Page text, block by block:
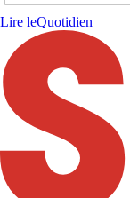
Lire leQuotidien